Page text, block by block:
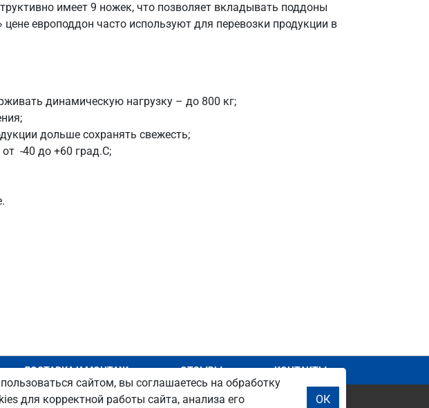
имеет 9 ножек, что позволяет вкладывать поддоны
европоддон часто используют для перевозки продукции в
динамическую нагрузку – до 800 кг;
дольше сохранять свежесть;
-40 до +60 град.С;
ДОСТАВКА И МОНТАЖ ОТЗЫВЫ КОНТАКТЫ
сайтом, вы соглашаетесь на обработку
для корректной работы сайта, анализа его
ОК